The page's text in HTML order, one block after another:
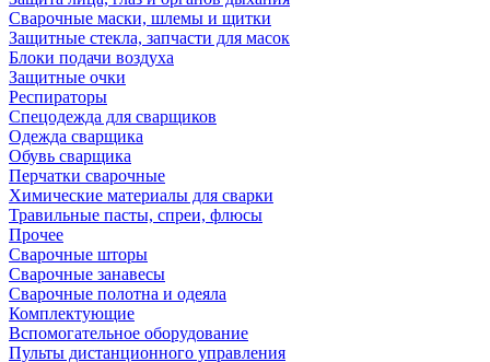
Сварочные маски, шлемы и щитки
Защитные стекла, запчасти для масок
Блоки подачи воздуха
Защитные очки
Респираторы
Спецодежда для сварщиков
Одежда сварщика
Обувь сварщика
Перчатки сварочные
Химические материалы для сварки
Травильные пасты, спреи, флюсы
Прочее
Сварочные шторы
Сварочные занавесы
Сварочные полотна и одеяла
Комплектующие
Вспомогательное оборудование
Пульты дистанционного управления